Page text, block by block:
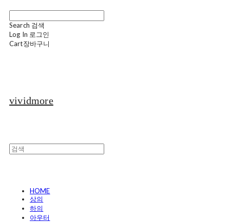
Search 검색
Log In 로그인
Cart장바구니
vividmore
HOME
상의
하의
아우터